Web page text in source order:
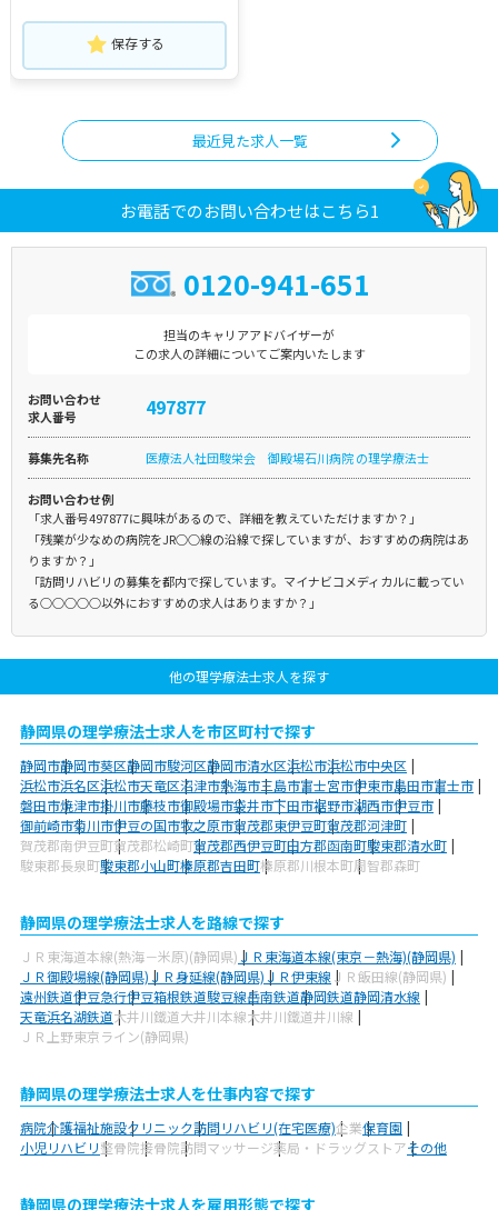
保存する
最近見た求人一覧
お電話でのお問い合わせはこちら1
0120-941-651
担当のキャリアアドバイザーが
この求人の詳細についてご案内いたします
お問い合わせ
求人番号
497877
募集先名称 医療法人社団駿栄会 御殿場石川病院 の理学療法士
お問い合わせ例
「求人番号497877に興味があるので、詳細を教えていただけますか？」
「残業が少なめの病院をJR○○線の沿線で探していますが、おすすめの病院はあ
りますか？」
「訪問リハビリの募集を都内で探しています。マイナビコメディカルに載ってい
る○○○○○以外におすすめの求人はありますか？」
他の理学療法士求人を探す
静岡県の理学療法士求人を市区町村で探す
静岡市静岡市葵区静岡市駿河区静岡市清水区浜松市浜松市中央区
浜松市浜名区浜松市天竜区沼津市熱海市三島市富士宮市伊東市島田市富士市
磐田市焼津市掛川市藤枝市御殿場市袋井市下田市裾野市湖西市伊豆市
御前崎市菊川市伊豆の国市牧之原市賀茂郡東伊豆町賀茂郡河津町
賀茂郡南伊豆町賀茂郡松崎町賀茂郡西伊豆町田方郡函南町駿東郡清水町
駿東郡長泉町駿東郡小山町榛原郡吉田町榛原郡川根本町周智郡森町
静岡県の理学療法士求人を路線で探す
ＪＲ東海道本線(熱海－米原)(静岡県)ＪＲ東海道本線(東京－熱海)(静岡県)
ＪＲ御殿場線(静岡県)ＪＲ身延線(静岡県)ＪＲ伊東線 ＪＲ飯田線(静岡県)
遠州鉄道伊豆急行伊豆箱根鉄道駿豆線岳南鉄道静岡鉄道静岡清水線
天竜浜名湖鉄道大井川鐵道大井川本線大井川鐵道井川線
ＪＲ上野東京ライン(静岡県)
静岡県の理学療法士求人を仕事内容で探す
病院介護福祉施設クリニック訪問リハビリ(在宅医療)企業保育園
小児リハビリ整骨院接骨院訪問マッサージ薬局・ドラッグストアその他
静岡県の理学療法士求人を雇用形態で探す